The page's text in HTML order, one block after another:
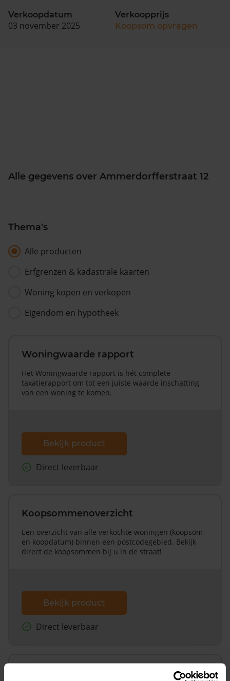
Verkoopdatum
03 november 2025
Verkoopprijs
Koopsom opvragen
Alle gegevens over Ammerdorfferstraat 12
Thema's
Alle producten
Erfgrenzen & kadastrale kaarten
Woning kopen en verkopen
Eigendom en hypotheek
Woningwaarde rapport
Het Woningwaarde rapport is hét complete
taxatierapport om tot een juiste waarde inschatting
van een woning te komen.
Bekijk product
Direct leverbaar
Koopsommenoverzicht
Een overzicht van alle verkochte woningen (koopsom
en koopdatum) binnen een postcodegebied. Bekijk
direct de koopsommen bij u in de straat!
Bekijk product
Direct leverbaar
Koopsommenoverzicht (1 jaar gratis